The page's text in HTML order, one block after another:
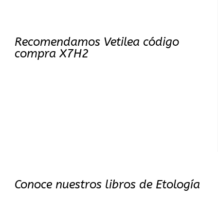
Recomendamos Vetilea código
compra X7H2
Conoce nuestros libros de Etología